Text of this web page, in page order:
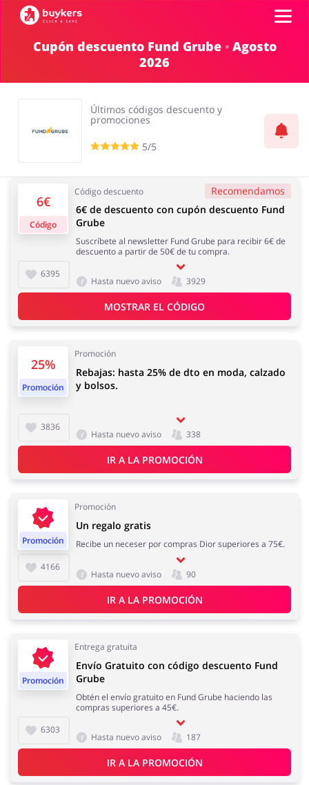
Mascotas
Salud y Belleza
Electrónica y
Electrodomésticos
Regalos y Flores Supermercado
Niños Turismo y Viajes
Joyería y Accesorios Libros y Entretenimiento
Lencería y Erótica Motorización
Iniciar sesión
Cupón descuento Fund Grube ◦ Agosto
2026
Últimos códigos descuento y
promociones
5/5
6€
Código
Código descuento Recomendamos
6395
6€ de descuento con cupón descuento Fund
Grube
Suscríbete al newsletter Fund Grube para recibir 6€ de
descuento a partir de 50€ de tu compra.
Hasta nuevo aviso 3929
MOSTRAR EL CÓDIGO
25%
Promoción
Promoción
3836
Rebajas: hasta 25% de dto en moda, calzado
y bolsos.
Hasta nuevo aviso 338
IR A LA PROMOCIÓN
Promoción
Promoción
4166
Un regalo gratis
Recibe un neceser por compras Dior superiores a 75€.
Hasta nuevo aviso 90
IR A LA PROMOCIÓN
Promoción
Entrega gratuita
6303
Envío Gratuito con código descuento Fund
Grube
Obtén el envío gratuito en Fund Grube haciendo las
compras superiores a 45€.
Hasta nuevo aviso 187
IR A LA PROMOCIÓN